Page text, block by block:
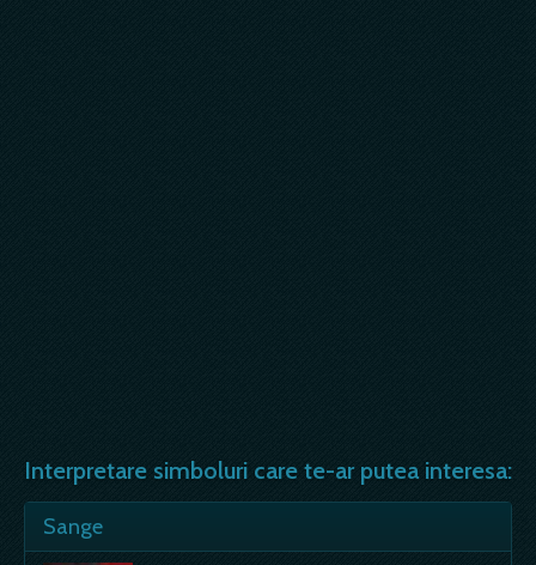
Interpretare simboluri care te-ar putea interesa:
Sange